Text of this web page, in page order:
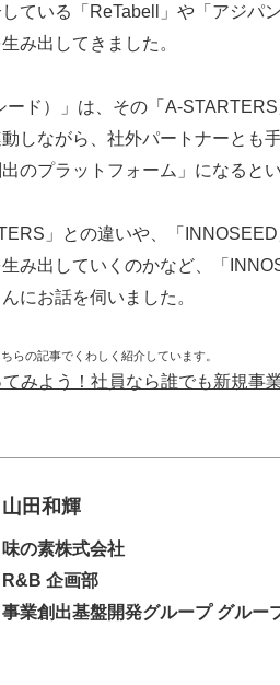
ている「ReTabell」や「アジパ
み出してきました。
ード）」は、その「A-
しながら、社外パートナーとも
のプラットフォーム」になると
」との違いや、「
み出していくのかなど、「
にお話を伺いました。
らの記事でくわしく紹介しています。
みよう！社員なら誰でも新規事
山田和輝
味の素株式会社
R&B 企画部
事業創出基盤開発グループ グルー